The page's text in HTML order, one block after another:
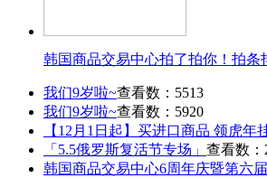
韩国商品交易中心拍了拍你！拍条
我们9岁啦~查看数：5513
我们9岁啦~查看数：5920
【12月1日起】买进口商品 领虎年
「5.5俄罗斯复活节专场」 查看数：
韩国商品交易中心6周年庆暨第六